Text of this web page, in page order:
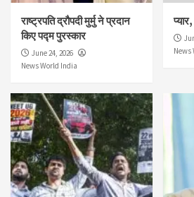
राष्ट्रपति द्रौपदी मुर्मु ने प्रदान
किए पद्म पुरस्कार
June 24, 2026
News World India
News